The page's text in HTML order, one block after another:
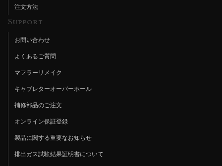
注文方法
Support
お問い合わせ
よくあるご質問
マフラーリメイク
キャブレターオーバーホール
補修部品のご注文
オンライン保証登録
製品に関する重要なお知らせ
排出ガス試験結果証明書について